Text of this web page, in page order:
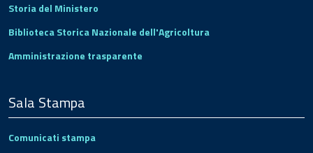
Storia del Ministero
Biblioteca Storica Nazionale dell'Agricoltura
Amministrazione trasparente
Sala Stampa
Comunicati stampa